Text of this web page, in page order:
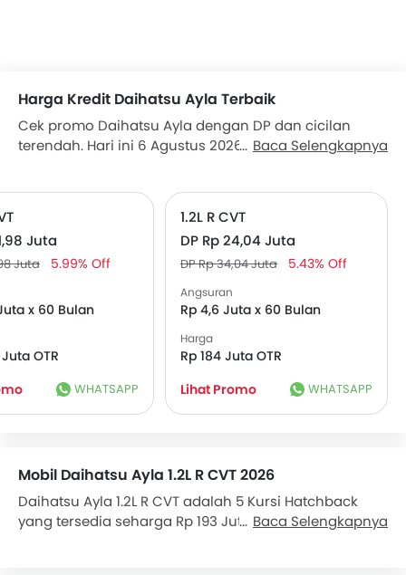
Harga Kredit Daihatsu Ayla Terbaik
Cek promo Daihatsu Ayla dengan DP dan cicilan
terendah. Hari ini 6 Agustus 2026, Ayla 1.0L M MT
Baca Selengkapnya
Juta
Juta 5.99% Off
x 60 Bulan
OTR
WHATSAPP
1.2L R CVT
DP Rp 24,04 Juta
DP Rp 34,04 Juta 5.43% Off
Angsuran
Rp 4,6 Juta x 60 Bulan
Harga
Rp 184 Juta OTR
Lihat Promo
WHATSAPP
Mobil Daihatsu Ayla 1.2L R CVT 2026
Daihatsu Ayla 1.2L R CVT adalah 5 Kursi Hatchback
yang tersedia seharga Rp 193 Juta di Indonesia. Mobil
Baca Selengkapnya